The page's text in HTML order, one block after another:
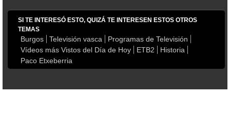
SI TE INTERESÓ ESTO, QUIZÁ TE INTERESEN ESTOS OTROS
TEMAS
Burgos Televisión vasca
Programas de Televisión
Vídeos más Vistos del Día de Hoy
ETB2
Historia
Paco Etxeberria